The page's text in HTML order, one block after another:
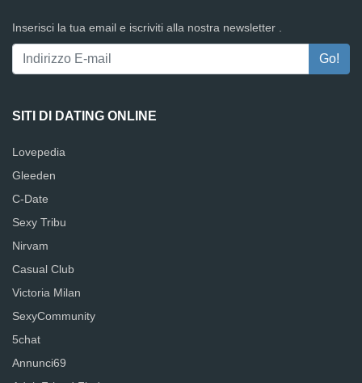
Inserisci la tua email e iscriviti alla nostra newsletter .
SITI DI DATING ONLINE
Lovepedia
Gleeden
C-Date
Sexy Tribu
Nirvam
Casual Club
Victoria Milan
SexyCommunity
5chat
Annunci69